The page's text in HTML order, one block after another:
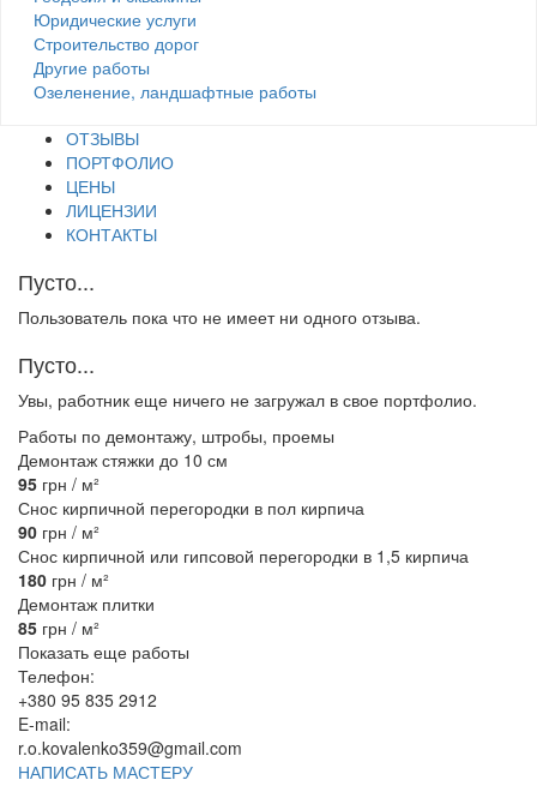
Юридические услуги
Строительство дорог
Другие работы
Озеленение, ландшафтные работы
ОТЗЫВЫ
ПОРТФОЛИО
ЦЕНЫ
ЛИЦЕНЗИИ
КОНТАКТЫ
Пусто...
Пользователь пока что не имеет ни одного отзыва.
Пусто...
Увы, работник еще ничего не загружал в свое портфолио.
Работы по демонтажу, штробы, проемы
Демонтаж стяжки до 10 см
95 грн / м²
Снос кирпичной перегородки в пол кирпича
90 грн / м²
Снос кирпичной или гипсовой перегородки в 1,5 кирпича
180 грн / м²
Демонтаж плитки
85 грн / м²
Показать еще работы
Телефон:
+380 95 835 2912
E-mail:
r.o.kovalenko359@gmail.com
НАПИСАТЬ МАСТЕРУ